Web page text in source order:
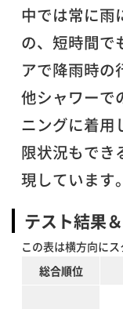
中では常に雨
の、短時間で
アで降雨時の
他シャワーで
ニングに着用
限状況もでき
現しています。
テスト結果
総合順位